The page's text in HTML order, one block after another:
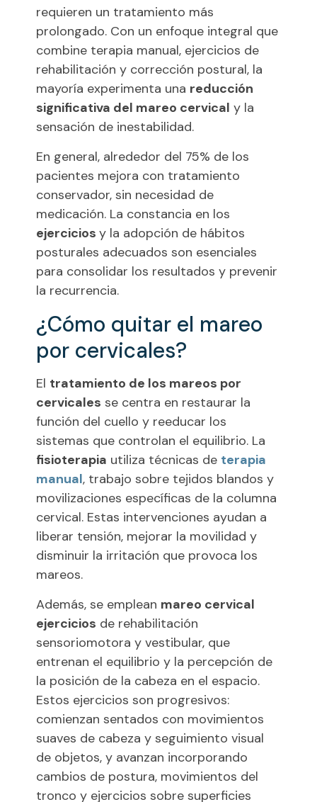
requieren un tratamiento más
prolongado. Con un enfoque integral que
combine terapia manual, ejercicios de
rehabilitación y corrección postural, la
mayoría experimenta una reducción
significativa del mareo cervical y la
sensación de inestabilidad.
En general, alrededor del 75% de los
pacientes mejora con tratamiento
conservador, sin necesidad de
medicación. La constancia en los
ejercicios y la adopción de hábitos
posturales adecuados son esenciales
para consolidar los resultados y prevenir
la recurrencia.
¿Cómo quitar el mareo
por cervicales?
El tratamiento de los mareos por
cervicales se centra en restaurar la
función del cuello y reeducar los
sistemas que controlan el equilibrio. La
fisioterapia utiliza técnicas de terapia
manual, trabajo sobre tejidos blandos y
movilizaciones específicas de la columna
cervical. Estas intervenciones ayudan a
liberar tensión, mejorar la movilidad y
disminuir la irritación que provoca los
mareos.
Además, se emplean mareo cervical
ejercicios de rehabilitación
sensoriomotora y vestibular, que
entrenan el equilibrio y la percepción de
la posición de la cabeza en el espacio.
Estos ejercicios son progresivos:
comienzan sentados con movimientos
suaves de cabeza y seguimiento visual
de objetos, y avanzan incorporando
cambios de postura, movimientos del
tronco y ejercicios sobre superficies